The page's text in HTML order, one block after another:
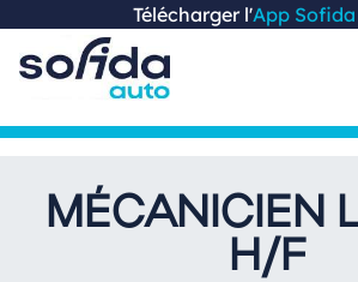
Télécharger l'App
MÉCANICIEN
H/F